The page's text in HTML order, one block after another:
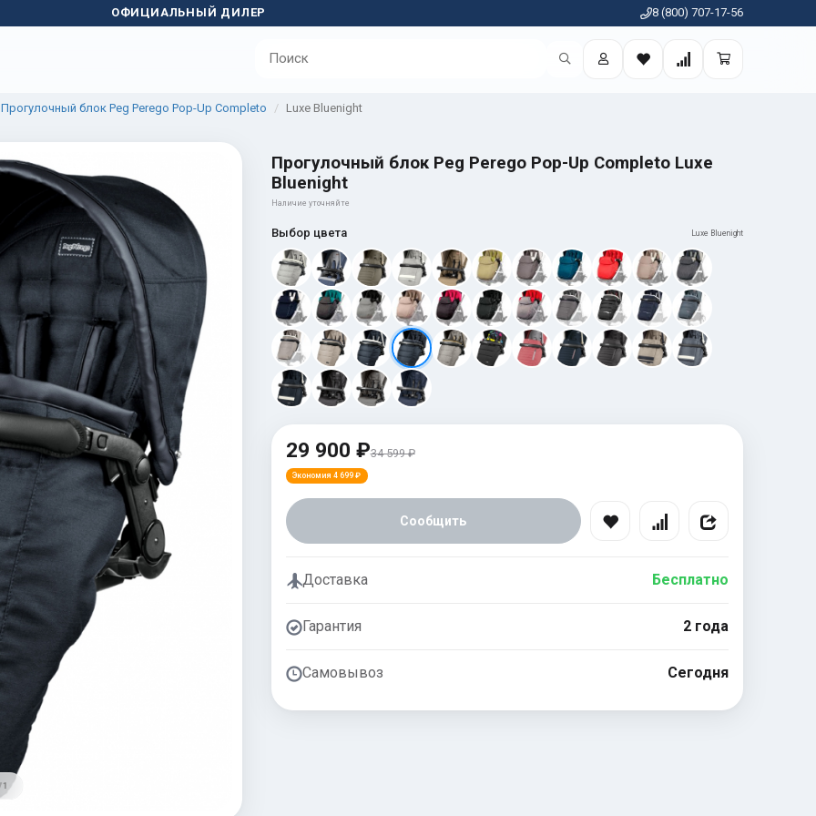
ОФИЦИАЛЬНЫЙ ДИЛЕР 8 (800) 707-17-56
Прогулочный блок Peg Perego Pop-Up Completo Luxe Bluenight
1
Прогулочный блок Peg Perego Pop-Up Completo Luxe
Bluenight
Наличие уточняйте
Выбор цвета Luxe Bluenight
29 900 ₽34 599 ₽
Экономия 4 699 ₽
Сообщить
Доставка Бесплатно
Гарантия 2 года
Самовывоз Сегодня